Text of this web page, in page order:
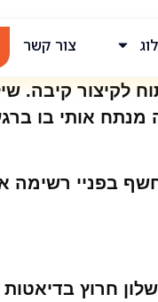
צור קשר
של ניתוח לקיצור
אותי בו
בפניי רשימה
חרוץ